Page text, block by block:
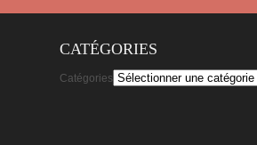
CATÉGORIES
Catégories